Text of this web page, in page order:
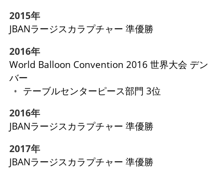
2015年
JBANラージスカラプチャー 準優勝
2016年
World Balloon Convention 2016 世界大会 デン
バー
テーブルセンターピース部門 3位
2016年
JBANラージスカラプチャー 準優勝
2017年
JBANラージスカラプチャー 準優勝